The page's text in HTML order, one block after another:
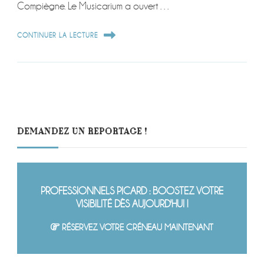
Compiègne. Le Musicarium a ouvert …
CONTINUER LA LECTURE
DEMANDEZ UN REPORTAGE !
PROFESSIONNELS PICARD : BOOSTEZ VOTRE
VISIBILITÉ DÈS AUJOURD'HUI !
RÉSERVEZ VOTRE CRÉNEAU MAINTENANT